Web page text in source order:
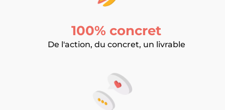
100% concret
De l'action, du concret, un livrable